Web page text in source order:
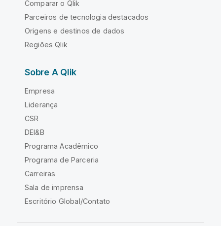
Comparar o Qlik
Parceiros de tecnologia destacados
Origens e destinos de dados
Regiões Qlik
Sobre A Qlik
Empresa
Liderança
CSR
DEI&B
Programa Acadêmico
Programa de Parceria
Carreiras
Sala de imprensa
Escritório Global/Contato